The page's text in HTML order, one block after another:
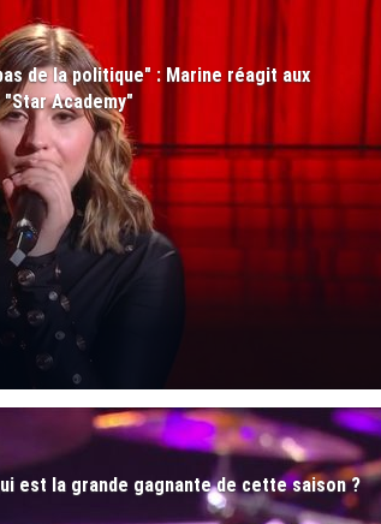
de la politique" : Marine réagit aux
Academy"
est la grande gagnante de cette saison ?